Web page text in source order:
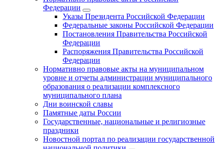
Федерации
Указы Президента Российской Федерации
Федеральные законы Российской Федерации
Постановления Правительства Российской
Федерации
Распоряжения Правительства Российской
Федерации
Нормативно правовые акты на муниципальном
уровне и отчеты администрации муниципального
образования о реализации комплексного
муниципального плана
Дни воинской славы
Памятные даты России
Государственные, национальные и религиозные
праздники
Новостной портал по реализации государственной